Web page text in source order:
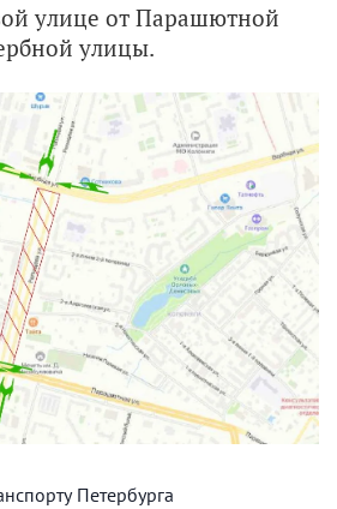
улице от Парашютной
улицы.
Петербурга